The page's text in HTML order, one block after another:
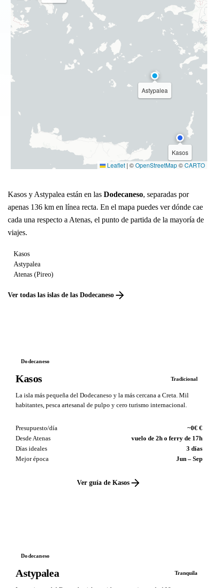
Kasos
Astypalea
Leaflet | ©OpenStreetMap©CARTO
Kasos y Astypalea están en las Dodecaneso, separadas por
apenas 136 km en línea recta. En el mapa puedes ver dónde cae
cada una respecto a Atenas, el punto de partida de la mayoría de
viajes.
Kasos
Astypalea
Atenas (Pireo)
Ver todas las islas de las Dodecaneso
Dodecaneso
Kasos Tradicional
La isla más pequeña del Dodecaneso y la más cercana a Creta. Mil
habitantes, pesca artesanal de pulpo y cero turismo internacional.
Presupuesto/día
~0€ €
Desde Atenas
vuelo de 2h o ferry de 17h
Días ideales
3 días
Mejor época
Jun – Sep
Ver guía de Kasos
Dodecaneso
Astypalea Tranquila